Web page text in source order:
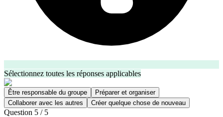
Sélectionnez toutes les réponses applicables
Être responsable du groupe
Préparer et organiser
Collaborer avec les autres
Créer quelque chose de nouveau
Question 5 / 5